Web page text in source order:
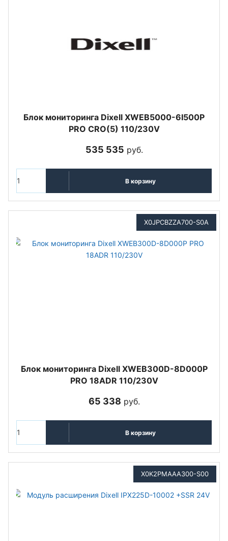
Блок мониторинга Dixell XWEB5000-6I500P
PRO CRO(5) 110/230V
535 535 руб.
В корзину
X0JPCBZZA700-S0A
Блок мониторинга Dixell XWEB300D-8D000P
PRO 18ADR 110/230V
65 338 руб.
В корзину
X0K2PMAAA300-S00